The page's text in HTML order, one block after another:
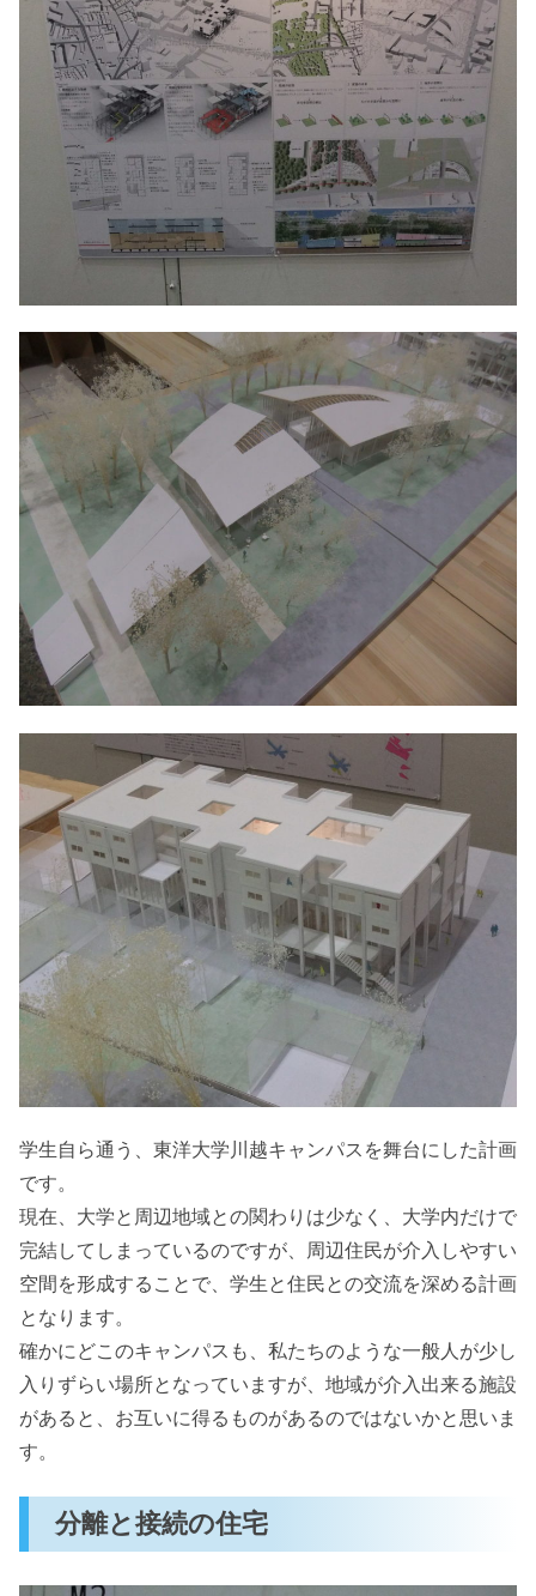
学生自ら通う、東洋大学川越キャンパスを舞台にした計画
です。
現在、大学と周辺地域との関わりは少なく、大学内だけで
完結してしまっているのですが、周辺住民が介入しやすい
空間を形成することで、学生と住民との交流を深める計画
となります。
確かにどこのキャンパスも、私たちのような一般人が少し
入りずらい場所となっていますが、地域が介入出来る施設
があると、お互いに得るものがあるのではないかと思いま
す。
分離と接続の住宅